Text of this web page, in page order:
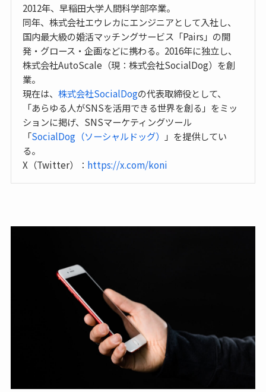
2012年、早稲田大学人間科学部卒業。
同年、株式会社エウレカにエンジニアとして入社し、
国内最大級の婚活マッチングサービス「Pairs」の開
発・グロース・企画などに携わる。2016年に独立し、
株式会社AutoScale（現：株式会社SocialDog）を創
業。
現在は、株式会社SocialDogの代表取締役として、
「あらゆる人がSNSを活用できる世界を創る」をミッ
ションに掲げ、SNSマーケティングツール
「SocialDog（ソーシャルドッグ）
」を提供してい
る。
X（Twitter）： https://x.com/koni